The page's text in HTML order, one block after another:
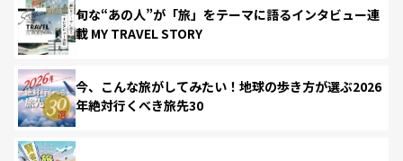
旬な“あの人”が「旅」をテーマに語るインタビュー連
載 MY TRAVEL STORY
今、こんな旅がしてみたい！地球の歩き方が選ぶ2026
年絶対行くべき旅先30